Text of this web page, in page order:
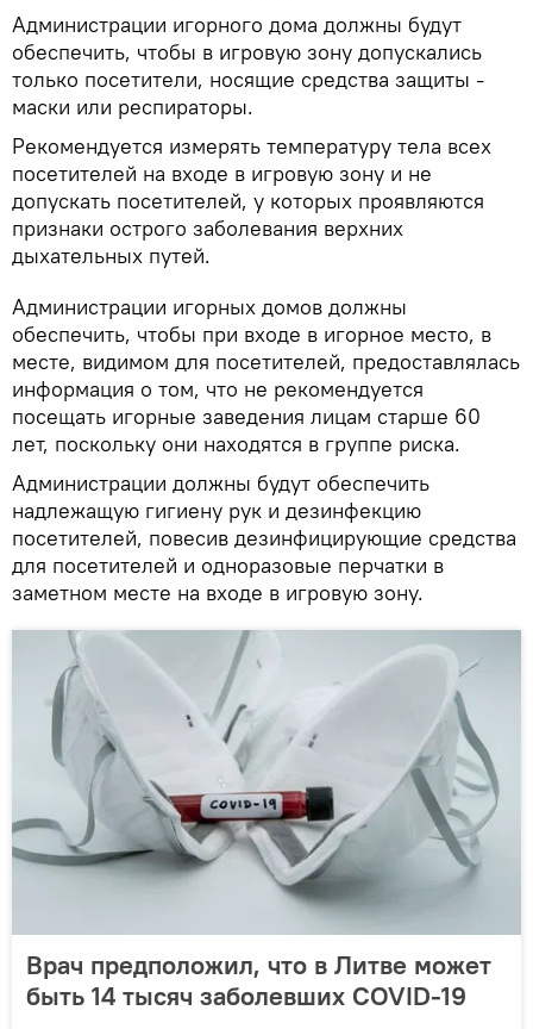
Администрации игорного дома должны будут
обеспечить, чтобы в игровую зону допускались
только посетители, носящие средства защиты -
маски или респираторы.
Рекомендуется измерять температуру тела всех
посетителей на входе в игровую зону и не
допускать посетителей, у которых проявляются
признаки острого заболевания верхних
дыхательных путей.
Администрации игорных домов должны
обеспечить, чтобы при входе в игорное место, в
месте, видимом для посетителей, предоставлялась
информация о том, что не рекомендуется
посещать игорные заведения лицам старше 60
лет, поскольку они находятся в группе риска.
Администрации должны будут обеспечить
надлежащую гигиену рук и дезинфекцию
посетителей, повесив дезинфицирующие средства
для посетителей и одноразовые перчатки в
заметном месте на входе в игровую зону.
Врач предположил, что в Литве может
быть 14 тысяч заболевших COVID-19